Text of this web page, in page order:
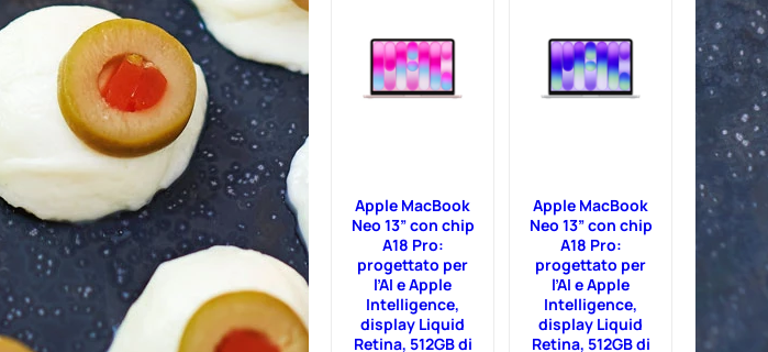
o
r
i
Apple MacBook
Neo 13” con chip
A18 Pro:
progettato per
l’AI e Apple
Intelligence,
display Liquid
Retina, 512GB di
Apple MacBook
Neo 13” con chip
A18 Pro:
progettato per
l’AI e Apple
Intelligence,
display Liquid
Retina, 512GB di